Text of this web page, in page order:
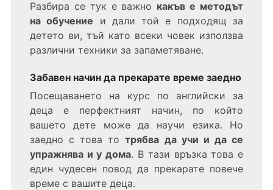
Разбира се тук е важно какъв е методът
на обучение и дали той е подходящ за
детето ви, тъй като всеки човек използва
различни техники за запаметяване.
Забавен начин да прекарате време заедно
Посещаването на курс по английски за
деца е перфектният начин, по който
вашето дете може да научи езика. Но
заедно с това тотрябва да учи и да се
упражнява и у дома. В тази връзка това е
един чудесен повод да прекарате повече
време с вашите деца.